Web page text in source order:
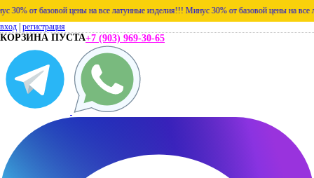
от базовой цены на все латунные изделия!!! Минус 30% от базовой цены на все
вход регистрация
КОРЗИНА ПУСТА+7 (903) 969-30-65